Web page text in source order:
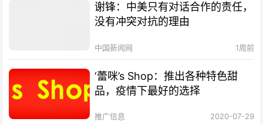
谢锋：中美只有对话合作的责任，
没有冲突对抗的理由
中国新闻网 1周前
‘蕾咪’s Shop：推出各种特色甜
品，疫情下最好的选择
推广信息 2020-07-29